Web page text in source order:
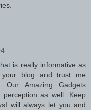
is really informative as
your blog and trust me
Our Amazing Gadgets
as well. Keep
will always let you and